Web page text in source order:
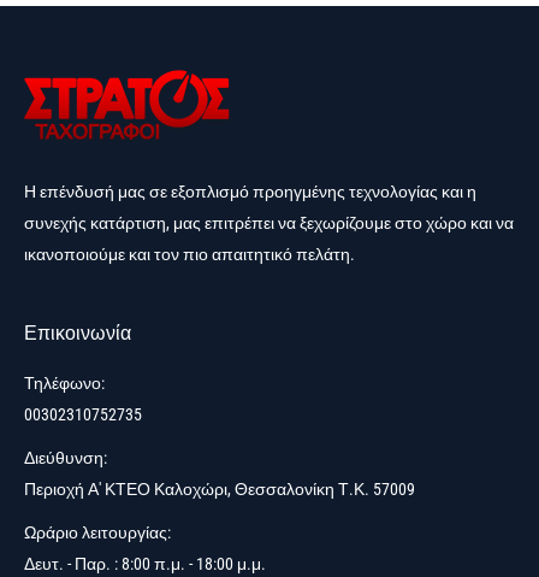
Η επένδυσή μας σε εξοπλισμό προηγμένης τεχνολογίας και η
συνεχής κατάρτιση, μας επιτρέπει να ξεχωρίζουμε στο χώρο και να
ικανοποιούμε και τον πιο απαιτητικό πελάτη.
Επικοινωνία
Τηλέφωνο:
00302310752735
Διεύθυνση:
Περιοχή Α' ΚΤΕΟ Καλοχώρι, Θεσσαλονίκη Τ.Κ. 57009
Ωράριο λειτουργίας:
Δευτ. - Παρ. : 8:00 π.μ. - 18:00 μ.μ.